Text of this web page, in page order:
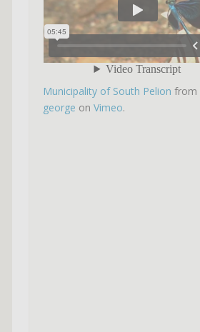
Municipality of South Pelion from
george on Vimeo.